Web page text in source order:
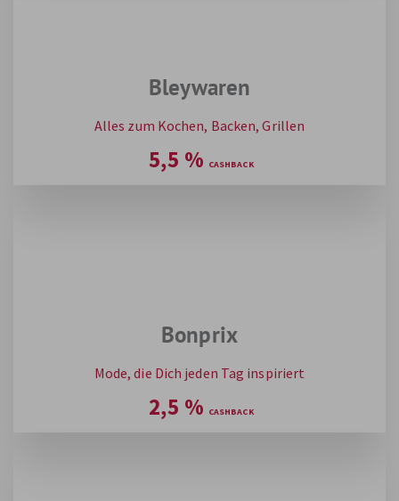
Bleywaren
Alles zum Kochen, Backen, Grillen
5,5 %
Bonprix
Mode, die Dich jeden Tag inspiriert
2,5 %